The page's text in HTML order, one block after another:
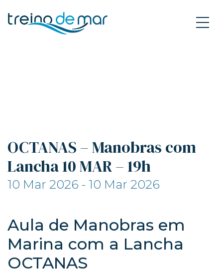
OCTANAS – Manobras com
Lancha 10 MAR – 19h
10 Mar 2026 - 10 Mar 2026
Aula de Manobras em
Marina com a Lancha
OCTANAS